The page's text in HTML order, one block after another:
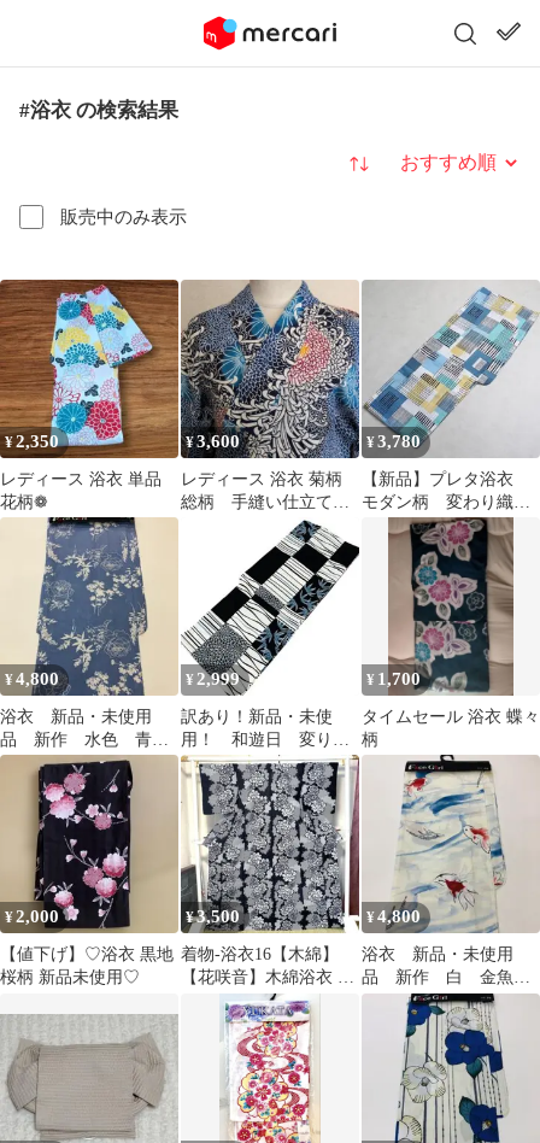
#浴衣 の検索結果
販売中のみ表示
並び替え
¥2,350
レディース 浴衣 単品
花柄❁
¥3,600
レディース 浴衣 菊柄
総柄 手縫い仕立て
¥3,780
【新品】プレタ浴衣
モダン柄 変わり織生
地 L07005
¥4,800
浴衣 新品・未使用
品 新作 水色 青
花柄 ゆかた 19
¥ 2,999
訳あり！新品・未使
用！ 和遊日 変り織
綿生地 大人浴衣 Ｆ
サイズ
¥ 1,700
タイムセール 浴衣 蝶々
柄
¥2,000
【値下げ】♡浴衣 黒地
桜柄 新品未使用♡
¥3,500
着物-浴衣16【木綿】
【花咲音】木綿浴衣 黒
白モノトーン 大輪花柄
上品 美品
¥4,800
浴衣 新品・未使用
品 新作 白 金魚
ゆかた 20